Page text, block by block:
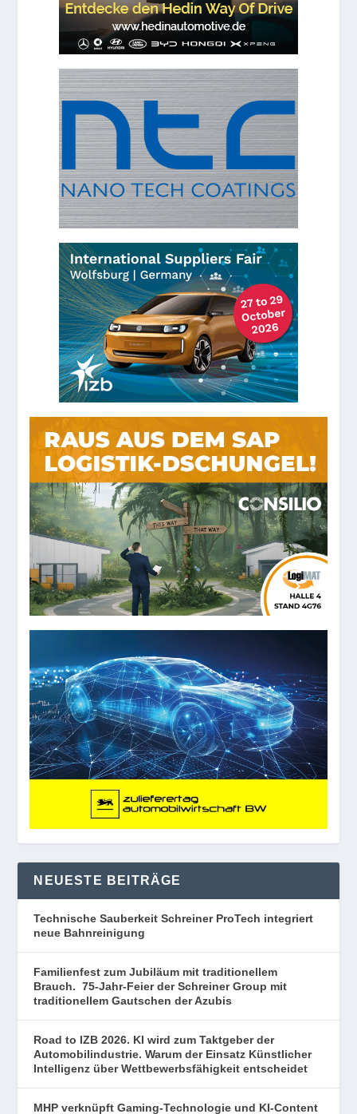
NEUESTE BEITRÄGE
Technische Sauberkeit Schreiner ProTech integriert
neue Bahnreinigung
Familienfest zum Jubiläum mit traditionellem
Brauch. 75-Jahr-Feier der Schreiner Group mit
traditionellem Gautschen der Azubis
Road to IZB 2026. KI wird zum Taktgeber der
Automobilindustrie. Warum der Einsatz Künstlicher
Intelligenz über Wettbewerbsfähigkeit entscheidet
MHP verknüpft Gaming-Technologie und KI-Content